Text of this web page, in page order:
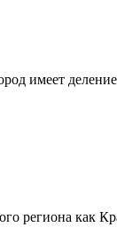
имеет
региона как